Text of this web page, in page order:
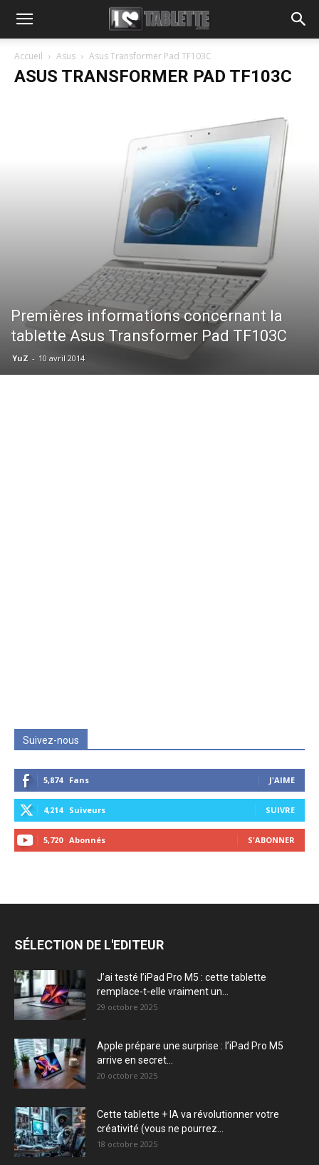
Accueil Asus Asus Transformer Pad TF103C
ASUS TRANSFORMER PAD TF103C
Premières informations concernant la
tablette Asus Transformer Pad TF103C
YuZ - 10 avril 2014
Suivez-nous
5,874 Fans J'AIME
4,214 Suiveurs SUIVRE
5,720 Abonnés S'ABONNER
SÉLECTION DE L'EDITEUR
J’ai testé l’iPad Pro M5 : cette tablette
remplace-t-elle vraiment un...
29 octobre 2025
Apple prépare une surprise : l’iPad Pro M5
arrive en secret...
20 octobre 2025
Cette tablette + IA va révolutionner votre
créativité (vous ne pourrez...
18 octobre 2025